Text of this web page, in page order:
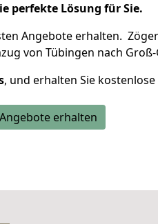
perfekte Lösung für Sie.
Angebote erhalten.
von Tübingen nach
, und erhalten Sie
erhalten